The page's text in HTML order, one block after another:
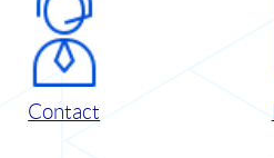
Contact